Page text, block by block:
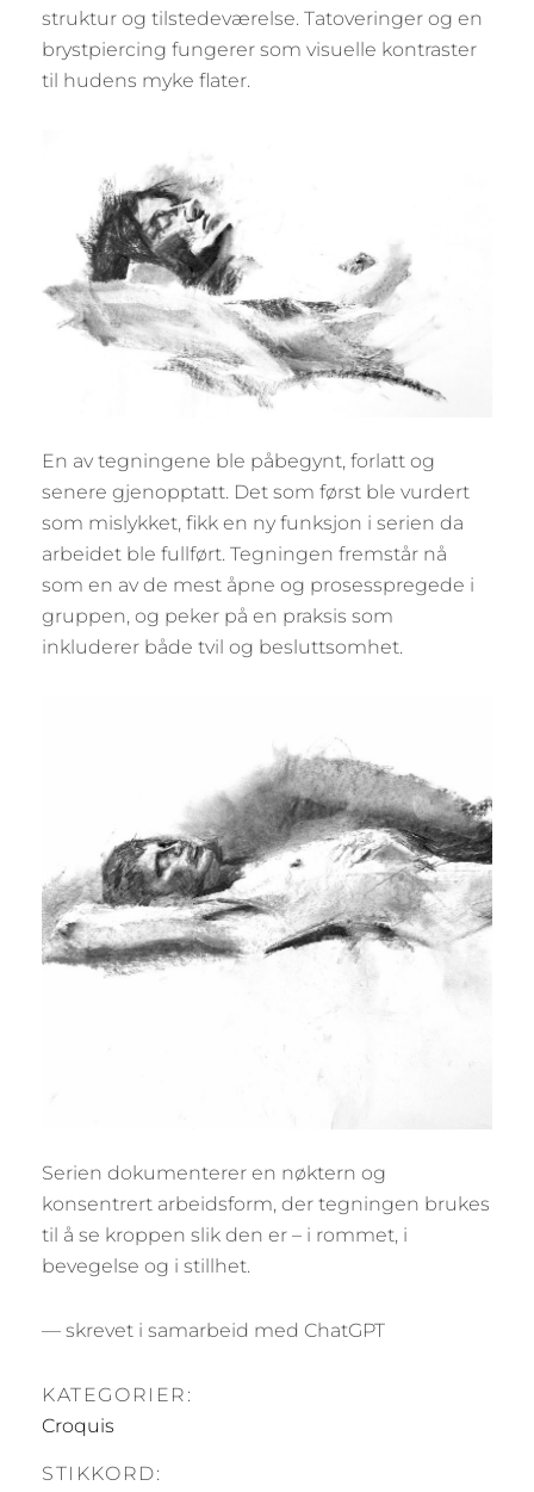
struktur og tilstedeværelse. Tatoveringer og en
brystpiercing fungerer som visuelle kontraster
til hudens myke flater.
En av tegningene ble påbegynt, forlatt og
senere gjenopptatt. Det som først ble vurdert
som mislykket, fikk en ny funksjon i serien da
arbeidet ble fullført. Tegningen fremstår nå
som en av de mest åpne og prosesspregede i
gruppen, og peker på en praksis som
inkluderer både tvil og besluttsomhet.
Serien dokumenterer en nøktern og
konsentrert arbeidsform, der tegningen brukes
til å se kroppen slik den er – i rommet, i
bevegelse og i stillhet.
— skrevet i samarbeid med ChatGPT
KATEGORIER:
Croquis
STIKKORD: